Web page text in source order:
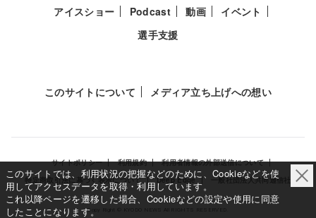
アイスショー
Podcast 動画
イベント
選手支援
このサイトについて メディア立ち上げへの想い
サイトポリシー 利用規約
利用者情報の外部送信について
特定商取引法に基づく表示について
Deep Edge 一般社団法人共同通信社
Copy Right © KYODO NEWS All RIGHTS RESERVED.
このサイトでは、利用状況の把握などのために、Cookieなどを使
用してアクセスデータを取得・利用しています。
これ以降ページを遷移した場合、Cookieなどの設定や使用に同意
したことになります。